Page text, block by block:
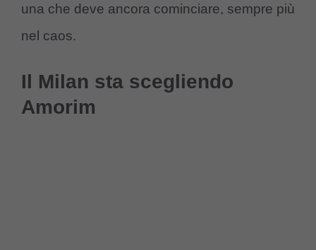
una che deve ancora cominciare, sempre più
nel caos.
Il Milan sta scegliendo
Amorim